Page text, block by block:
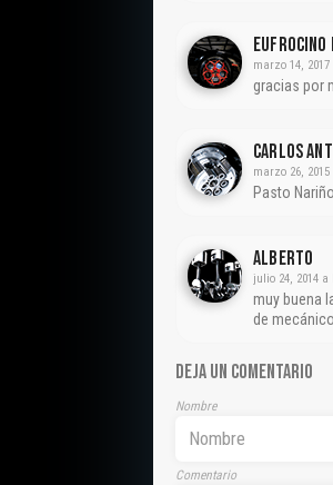
marzo 14,
gracias por
CARLOS
marzo 26,
Pasto
Alberto
julio 24, 2014
muy buena
de
DEJA UN COMENTARIO
Nombre
Comentario